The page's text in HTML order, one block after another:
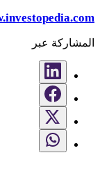
المشاركة عبر